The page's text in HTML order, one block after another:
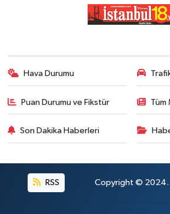
Hava Durumu
Puan Durumu ve Fikstür Tüm
Son Dakika Haberleri
RSS Copyright © 2024.